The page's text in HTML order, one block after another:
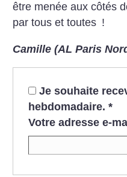
être menée aux côtés
par tous et toutes !
Camille (AL Paris
Je souhaite
hebdomadaire. *
Votre adresse e-